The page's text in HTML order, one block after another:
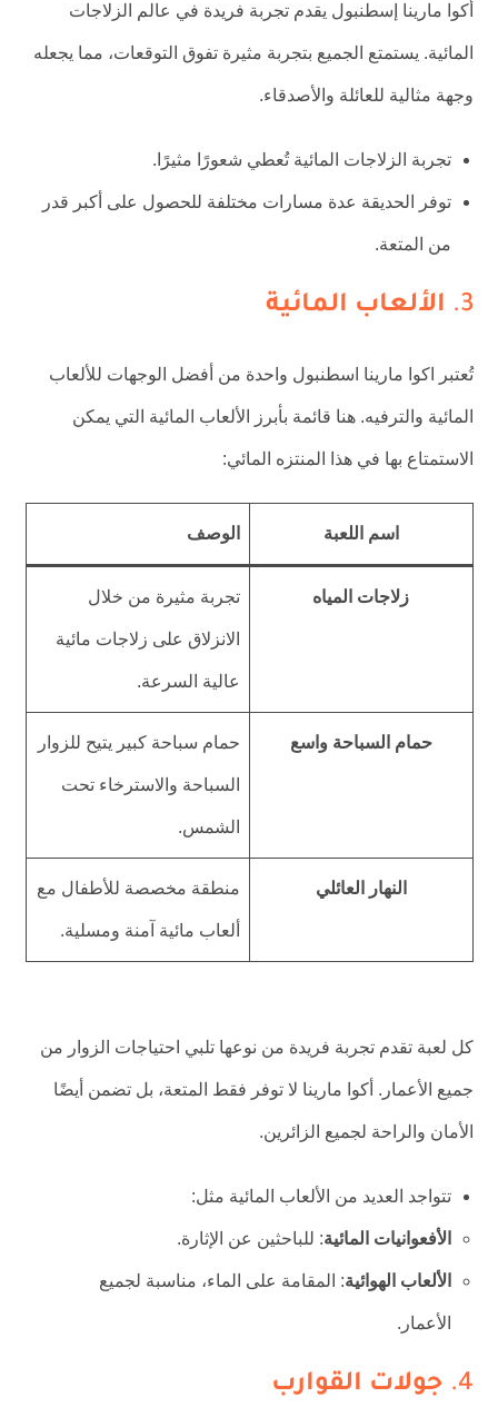
أكوا مارينا إسطنبول يقدم تجربة فريدة في عالم الزلاجات
المائية. يستمتع الجميع بتجربة مثيرة تفوق التوقعات، مما يجعله
وجهة مثالية للعائلة والأصدقاء.
تجربة الزلاجات المائية تُعطي شعورًا مثيرًا.
توفر الحديقة عدة مسارات مختلفة للحصول على أكبر قدر
من المتعة.
3. الألعاب المائية
تُعتبر اكوا مارينا اسطنبول واحدة من أفضل الوجهات للألعاب
المائية والترفيه. هنا قائمة بأبرز الألعاب المائية التي يمكن
الاستمتاع بها في هذا المنتزه المائي:
اسم اللعبة الوصف
زلاجات المياه تجربة مثيرة من خلال
الانزلاق على زلاجات مائية
عالية السرعة.
حمام السباحة واسع حمام سباحة كبير يتيح للزوار
السباحة والاسترخاء تحت
الشمس.
النهار العائلي منطقة مخصصة للأطفال مع
ألعاب مائية آمنة ومسلية.
كل لعبة تقدم تجربة فريدة من نوعها تلبي احتياجات الزوار من
جميع الأعمار. أكوا مارينا لا توفر فقط المتعة، بل تضمن أيضًا
الأمان والراحة لجميع الزائرين.
تتواجد العديد من الألعاب المائية مثل:
الأفعوانيات المائية: للباحثين عن الإثارة.
الألعاب الهوائية: المقامة على الماء، مناسبة لجميع
الأعمار.
4. جولات القوارب